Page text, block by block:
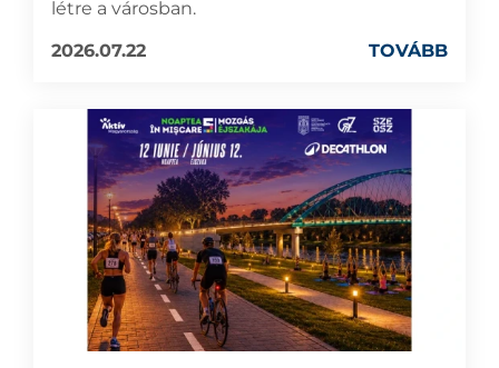
létre a városban.
2026.07.22
TOVÁBB